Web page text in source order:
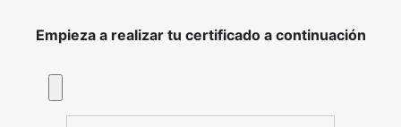
Empieza a realizar tu certificado a continuación